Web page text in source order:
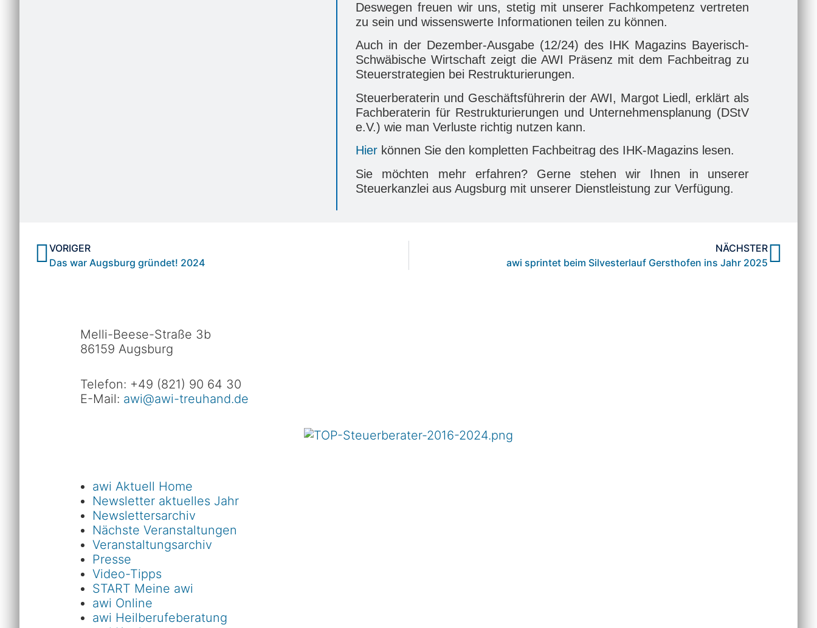
Deswegen freuen wir uns, stetig mit unserer Fachkompetenz vertreten
zu sein und wissenswerte Informationen teilen zu können.
Auch in der Dezember-Ausgabe (12/24) des IHK Magazins Bayerisch-
Schwäbische Wirtschaft zeigt die AWI Präsenz mit dem Fachbeitrag zu
Steuerstrategien bei Restrukturierungen.
Steuerberaterin und Geschäftsführerin der AWI, Margot Liedl, erklärt als
Fachberaterin für Restrukturierungen und Unternehmensplanung (DStV
e.V.) wie man Verluste richtig nutzen kann.
Hier können Sie den kompletten Fachbeitrag des IHK-Magazins lesen.
Sie möchten mehr erfahren? Gerne stehen wir Ihnen in unserer
Steuerkanzlei aus Augsburg mit unserer Dienstleistung zur Verfügung.
VORIGER
Das war Augsburg gründet! 2024
NÄCHSTER
awi sprintet beim Silvesterlauf Gersthofen ins Jahr 2025
Melli-Beese-Straße 3b
86159 Augsburg
Telefon: +49 (821) 90 64 30
E-Mail: awi@awi-treuhand.de
awi Aktuell Home
Newsletter aktuelles Jahr
Newslettersarchiv
Nächste Veranstaltungen
Veranstaltungsarchiv
Presse
Video-Tipps
START Meine awi
awi Online
awi Heilberufeberatung